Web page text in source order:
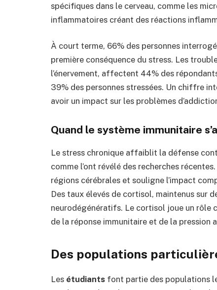
spécifiques dans le cerveau, comme les
inflammatoires créant des réactions
À court terme, 66% des personnes
première conséquence du stress. Les
l’énervement, affectent 44% des
39% des personnes stressées. Un chiffre
avoir un impact sur les problèmes
Quand le système immunitaire
Le stress chronique affaiblit la défense
comme l’ont révélé des recherches
régions cérébrales et souligne l’impact
Des taux élevés de cortisol, maintenus sur
neurodégénératifs. Le cortisol joue un rôle
de la réponse immunitaire et de la pression
Des populations
Les étudiants font partie des populations